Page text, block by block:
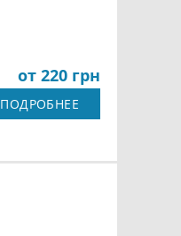
от 220 грн
ПОДРОБНЕЕ